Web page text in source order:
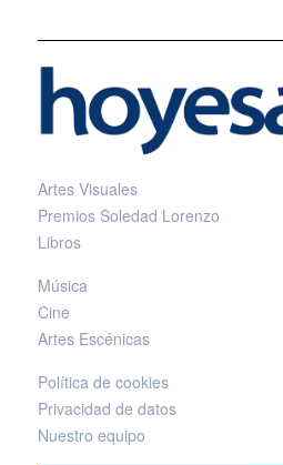
Artes Visuales
Premios Soledad Lorenzo
Libros
Música
Cine
Artes Escénicas
Política de cookies
Privacidad de datos
Nuestro equipo